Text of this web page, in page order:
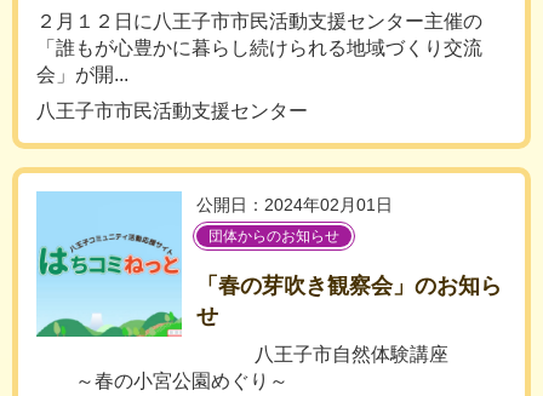
２月１２日に八王子市市民活動支援センター主催の
「誰もが心豊かに暮らし続けられる地域づくり交流
会」が開...
八王子市市民活動支援センター
公開日：2024年02月01日
団体からのお知らせ
「春の芽吹き観察会」のお知ら
せ
八王子市自然体験講座
～春の小宮公園めぐり～